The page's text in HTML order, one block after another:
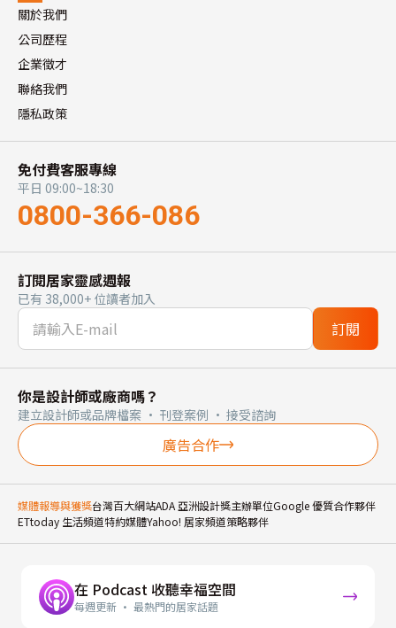
關於我們
公司歷程
企業徵才
聯絡我們
隱私政策
免付費客服專線
平日 09:00~18:30
0800-366-086
訂閱居家靈感週報
已有 38,000+ 位讀者加入
訂閱
你是設計師或廠商嗎？
建立設計師或品牌檔案 · 刊登案例 · 接受諮詢
廣告合作
媒體報導與獲獎台灣百大網站ADA 亞洲設計獎主辦單位Google 優質合作夥伴
ETtoday 生活頻道特約媒體Yahoo! 居家頻道策略夥伴
在 Podcast 收聽幸福空間
每週更新 · 最熱門的居家話題